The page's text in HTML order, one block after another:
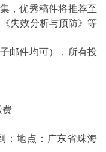
，优秀稿件将推荐至
失效分析与预防》等
邮件均可），所有投
费
；地点： 广东省珠海